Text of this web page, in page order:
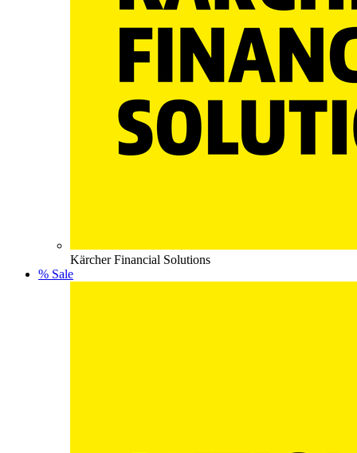
Kärcher Financial Solutions
% Sale